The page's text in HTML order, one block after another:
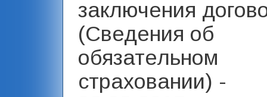
заключения
(Сведения об
обязательном
страховании) -